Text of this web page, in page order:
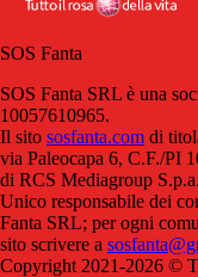
SOS Fanta
SOS Fanta SRL è una
10057610965.
Il sito sosfanta.com di
via Paleocapa 6, C.F./PI
di RCS Mediagroup
Unico responsabile dei
Fanta SRL; per ogni
sito scrivere a
Copyright 2021-2026 ©